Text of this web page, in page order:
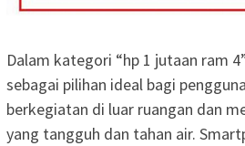
Dalam kategori “hp 1 jutaan ram
sebagai pilihan ideal bagi
berkegiatan di luar ruangan dan
yang tangguh dan tahan air.